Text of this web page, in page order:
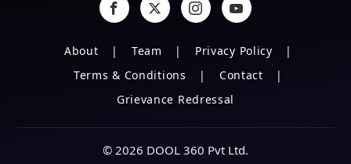
About Team
Privacy Policy
Terms & Conditions
Contact
Grievance Redressal
© 2026 DOOL 360 Pvt Ltd.